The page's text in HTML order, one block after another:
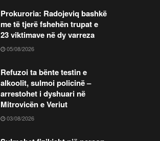
Prokuroria: Radojeviq bashkë
me të tjerë fshehën trupat e
23 viktimave në dy varreza
05/08/2026
Refuzoi ta bënte testin e
alkoolit, sulmoi policinë –
arrestohet i dyshuari në
Mitrovicën e Veriut
03/08/2026